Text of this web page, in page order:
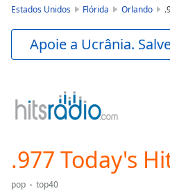
Skip
Forward
Current
Time0:00
Estados Unidos Flórida Orlando
Apoie a Ucrânia.
.977 Today's
pop
top40